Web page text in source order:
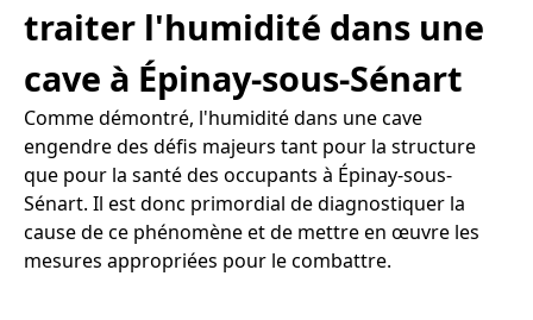
traiter l'humidité dans une
cave à Épinay-sous-Sénart
Comme démontré, l'humidité dans une cave
engendre des défis majeurs tant pour la structure
que pour la santé des occupants à Épinay-sous-
Sénart. Il est donc primordial de diagnostiquer la
cause de ce phénomène et de mettre en œuvre les
mesures appropriées pour le combattre.